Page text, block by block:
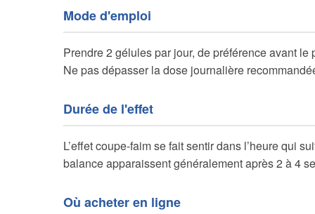
Mode d'emploi
Prendre 2 gélules par jour, de préférence avant
Ne pas dépasser la dose journalière
Durée de l'effet
L’effet coupe-faim se fait sentir dans l’heure qui
balance apparaissent généralement après 2 à 4
Où acheter en ligne